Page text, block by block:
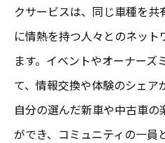
クサービスは、同じ車種を
に情熱を持つ人々とのネッ
ます。イベントやオーナーズ
て、情報交換や体験のシェア
自分の選んだ新車や中古車の
ができ、コミュニティの一員